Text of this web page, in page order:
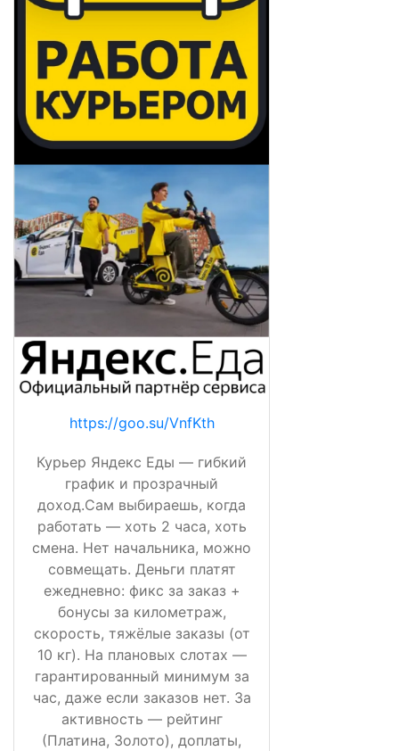
https://goo.su/VnfKth
Курьер Яндекс Еды — гибкий
график и прозрачный
доход.Сам выбираешь, когда
работать — хоть 2 часа, хоть
смена. Нет начальника, можно
совмещать. Деньги платят
ежедневно: фикс за заказ +
бонусы за километраж,
скорость, тяжёлые заказы (от
10 кг). На плановых слотах —
гарантированный минимум за
час, даже если заказов нет. За
активность — рейтинг
(Платина, Золото), доплаты,